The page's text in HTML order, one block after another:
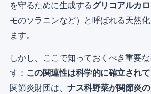
を守るために生成するグリコアルカ
モのソラニンなど）と呼ばれる天然
ます。
しかし、ここで知っておくべき重要
す： この関連性は科学的に確立され
関節炎財団は、 ナス科野菜が関節炎